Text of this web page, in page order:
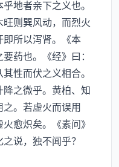
地者亲下之义也。
则巽风动，而烈火
所以泻肾。《本
药也。《经》曰：
性而伏之义相合。
之微乎。黄柏、知
。若虚火而误用
愈炽矣。《素问》
说，独不闻乎？